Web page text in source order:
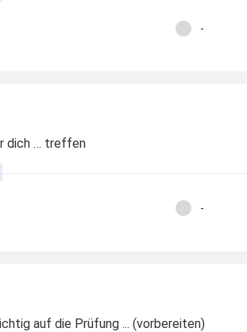
-
dich … treffen
-
auf die Prüfung ... (vorbereiten)